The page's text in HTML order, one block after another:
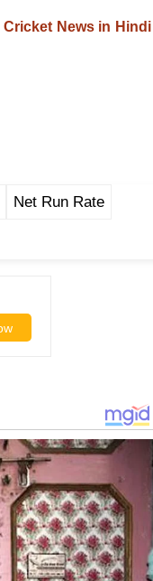
Cricket News in Hindi
Net Run Rate